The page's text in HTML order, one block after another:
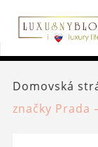
Domovská
značky Prada